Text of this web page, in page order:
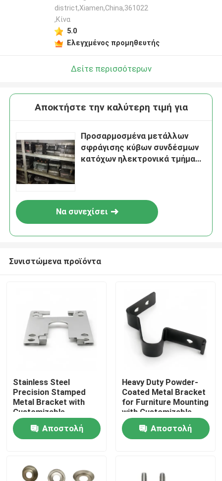
Σπίτι
Βίντεο
district,Xiamen,China,361022
,Κίνα
5.0
Ελεγχμένος προμηθευτής
Δείτε περισσότερων
Αποκτήστε την καλύτερη τιμή για
Προσαρμοσμένα μετάλλων
σφράγισης κύβων συνδέσμων
κατόχων ηλεκτρονικά τμήματα
Να συνεχίσει
Συνιστώμενα προϊόντα
Stainless Steel
Precision Stamped
Metal Bracket with
Customizable
Dimensions for
Hardware Connector
Αποστολή
Heavy Duty Powder-
Coated Metal Bracket
for Furniture Mounting
with Customizable
Options
Αποστολή